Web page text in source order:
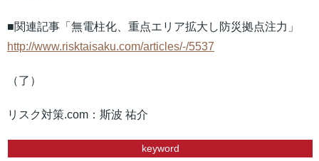
■関連記事「無電柱化、重点エリア拡大し防災拠点注力」
http://www.risktaisaku.com/articles/-/5537
（了）
リスク対策.com：斯波 祐介
keyword